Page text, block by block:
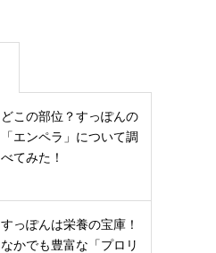
どこの部位？すっぽんの
「エンペラ」について調
べてみた！
すっぽんは栄養の宝庫！
なかでも豊富な「プロリ